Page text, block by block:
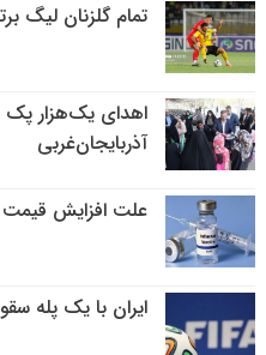
تمام گلزنان لیگ‌
اهدای یک‌هزار پک
آذربایجان‌غربی
علت افزایش قیمت
ایران با یک پله